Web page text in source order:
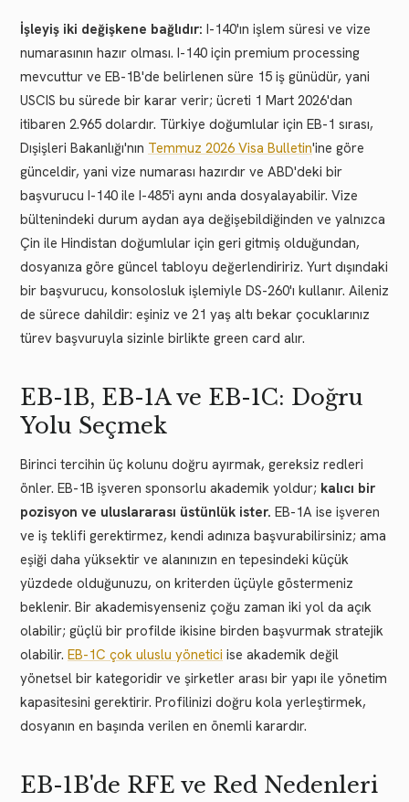
İşleyiş iki değişkene bağlıdır: I-140'ın işlem süresi ve vize
numarasının hazır olması. I-140 için premium processing
mevcuttur ve EB-1B'de belirlenen süre 15 iş günüdür, yani
USCIS bu sürede bir karar verir; ücreti 1 Mart 2026'dan
itibaren 2.965 dolardır. Türkiye doğumlular için EB-1 sırası,
Dışişleri Bakanlığı'nın Temmuz 2026 Visa Bulletin'ine göre
günceldir, yani vize numarası hazırdır ve ABD'deki bir
başvurucu I-140 ile I-485'i aynı anda dosyalayabilir. Vize
bültenindeki durum aydan aya değişebildiğinden ve yalnızca
Çin ile Hindistan doğumlular için geri gitmiş olduğundan,
dosyanıza göre güncel tabloyu değerlendiririz. Yurt dışındaki
bir başvurucu, konsolosluk işlemiyle DS-260'ı kullanır. Aileniz
de sürece dahildir: eşiniz ve 21 yaş altı bekar çocuklarınız
türev başvuruyla sizinle birlikte green card alır.
EB-1B, EB-1A ve EB-1C: Doğru
Yolu Seçmek
Birinci tercihin üç kolunu doğru ayırmak, gereksiz redleri
önler. EB-1B işveren sponsorlu akademik yoldur; kalıcı bir
pozisyon ve uluslararası üstünlük ister. EB-1A ise işveren
ve iş teklifi gerektirmez, kendi adınıza başvurabilirsiniz; ama
eşiği daha yüksektir ve alanınızın en tepesindeki küçük
yüzdede olduğunuzu, on kriterden üçüyle göstermeniz
beklenir. Bir akademisyenseniz çoğu zaman iki yol da açık
olabilir; güçlü bir profilde ikisine birden başvurmak stratejik
olabilir. EB-1C çok uluslu yönetici ise akademik değil
yönetsel bir kategoridir ve şirketler arası bir yapı ile yönetim
kapasitesini gerektirir. Profilinizi doğru kola yerleştirmek,
dosyanın en başında verilen en önemli karardır.
EB-1B'de RFE ve Red Nedenleri